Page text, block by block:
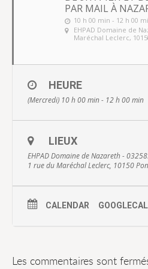
PAR MAIL À
10 h 00 min - 12 h 00
EHPAD Domaine de
Maréchal Leclerc,
HEURE
(Mercredi) 10 h 00 min - 12 h 00 min
LIEUX
EHPAD Domaine de Nazareth -
1 rue du Maréchal Leclerc, 10150
CALENDAR GOOGLECAL
Les commentaires sont